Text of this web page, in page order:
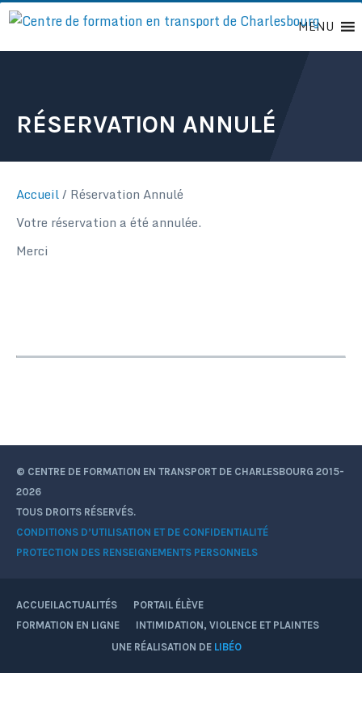
Passer
contenu
MENU
RÉSERVATION ANNULÉ
Accueil/ Réservation Annulé
Votre réservation a été annulée.
Merci
© CENTRE DE FORMATION EN TRANSPORT DE CHARLESBOURG 2015-
2026
TOUS DROITS RÉSERVÉS.
CONDITIONS D’UTILISATION ET DE CONFIDENTIALITÉ
PROTECTION DES RENSEIGNEMENTS PERSONNELS
ACCUEILACTUALITÉS
PORTAIL ÉLÈVE
FORMATION EN LIGNE
INTIMIDATION, VIOLENCE ET PLAINTES
InstagramUNE RÉALISATION DE LIBÉO